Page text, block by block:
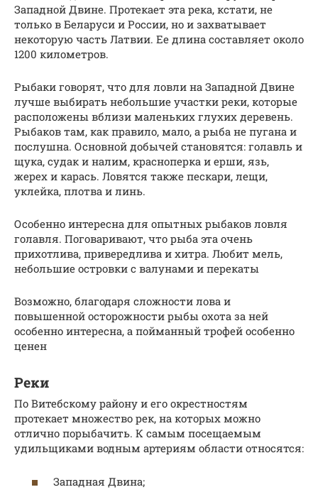
Западной Двине. Протекает эта река, кстати, не
только в Беларуси и России, но и захватывает
некоторую часть Латвии. Ее длина составляет около
1200 километров.
Рыбаки говорят, что для ловли на Западной Двине
лучше выбирать небольшие участки реки, которые
расположены вблизи маленьких глухих деревень.
Рыбаков там, как правило, мало, а рыба не пугана и
послушна. Основной добычей становятся: голавль и
щука, судак и налим, красноперка и ерши, язь,
жерех и карась. Ловятся также пескари, лещи,
уклейка, плотва и линь.
Особенно интересна для опытных рыбаков ловля
голавля. Поговаривают, что рыба эта очень
прихотлива, привередлива и хитра. Любит мель,
небольшие островки с валунами и перекаты
Возможно, благодаря сложности лова и
повышенной осторожности рыбы охота за ней
особенно интересна, а пойманный трофей особенно
ценен
Реки
По Витебскому району и его окрестностям
протекает множество рек, на которых можно
отлично порыбачить. К самым посещаемым
удильщиками водным артериям области относятся:
Западная Двина;